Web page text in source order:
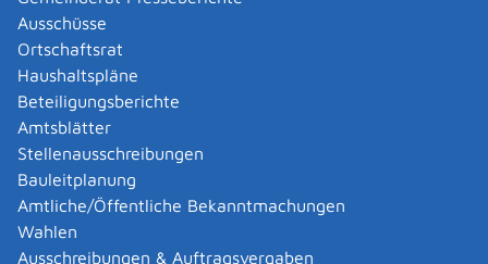
Ausschüsse
Ortschaftsrat
Haushaltspläne
Beteiligungsberichte
Amtsblätter
Stellenausschreibungen
Bauleitplanung
Amtliche/Öffentliche Bekanntmachungen
Wahlen
Ausschreibungen & Auftragsvergaben
wird Geld abgezogen, wenn Ihre Eltern, Ihre Ehefrau
oder Ihr Ehemann oder Ihre Lebenspartnerin oder Ihr
Lebenspartner oder Sie selbst etwas mehr verdienen.
Als Schülerin oder Schüler erhalten Sie die finanzielle
Unterstützung in der Regel als Zuschuss. Sie müssen
nichts zurückzahlen. Als Schülerinnen und Schüler an
Höheren Fachschulen erhalten Sie Förderung in
monatlichen Auszahlungsraten zur Hälfte als Zuschuss
und zur Hälfte als Darlehen.
Grundsätzlich können Sie, wenn Sie einen